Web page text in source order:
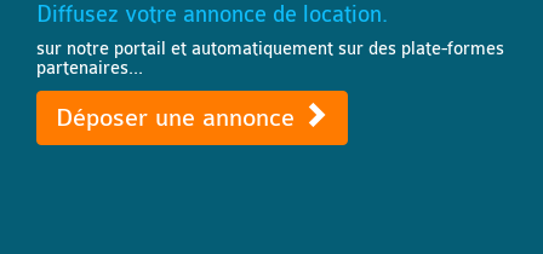
Diffusez votre annonce de location.
sur notre portail et automatiquement sur des plate-formes
partenaires...
Déposer une annonce